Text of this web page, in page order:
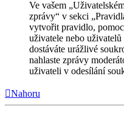
Ve vašem
zprávy“ v sekci
vytvořit pravidlo,
uživatele nebo
dostáváte urážlivé
nahlaste zprávy
uživateli v odesílání
Nahoru